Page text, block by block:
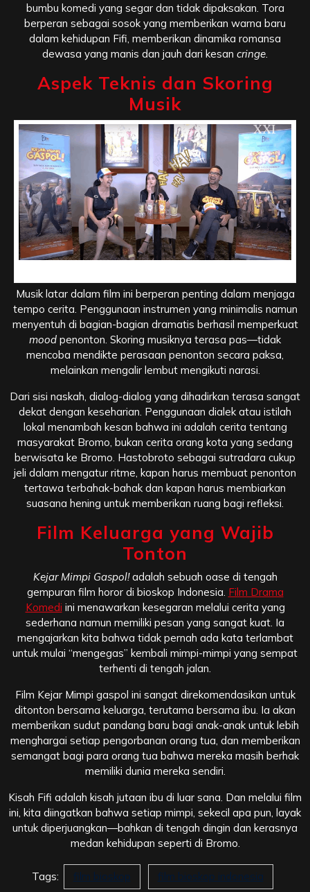
bumbu komedi yang segar dan tidak dipaksakan. Tora
berperan sebagai sosok yang memberikan warna baru
dalam kehidupan Fifi, memberikan dinamika romansa
dewasa yang manis dan jauh dari kesan cringe
Aspek Teknis dan Skoring
Musik
Musik latar dalam film ini berperan penting dalam menjaga
tempo cerita. Penggunaan instrumen yang minimalis namun
menyentuh di bagian-bagian dramatis berhasil memperkuat
mood penonton. Skoring musiknya terasa pas—tidak
mencoba mendikte perasaan penonton secara paksa,
melainkan mengalir lembut mengikuti narasi.
Dari sisi naskah, dialog-dialog yang dihadirkan terasa sangat
dekat dengan keseharian. Penggunaan dialek atau istilah
lokal menambah kesan bahwa ini adalah cerita tentang
masyarakat Bromo, bukan cerita orang kota yang sedang
berwisata ke Bromo. Hastobroto sebagai sutradara cukup
jeli dalam mengatur ritme, kapan harus membuat penonton
tertawa terbahak-bahak dan kapan harus membiarkan
suasana hening untuk memberikan ruang bagi refleksi.
Film Keluarga yang Wajib
Tonton
Kejar Mimpi Gaspol!adalah sebuah oase di tengah
gempuran film horor di bioskop Indonesia. Film Drama
Komedi ini menawarkan kesegaran melalui cerita yang
sederhana namun memiliki pesan yang sangat kuat. Ia
mengajarkan kita bahwa tidak pernah ada kata terlambat
untuk mulai “mengegas” kembali mimpi-mimpi yang sempat
terhenti di tengah jalan.
Film Kejar Mimpi gaspol ini sangat direkomendasikan untuk
ditonton bersama keluarga, terutama bersama ibu. Ia akan
memberikan sudut pandang baru bagi anak-anak untuk lebih
menghargai setiap pengorbanan orang tua, dan memberikan
semangat bagi para orang tua bahwa mereka masih berhak
memiliki dunia mereka sendiri.
Kisah Fifi adalah kisah jutaan ibu di luar sana. Dan melalui film
ini, kita diingatkan bahwa setiap mimpi, sekecil apa pun, layak
untuk diperjuangkan—bahkan di tengah dingin dan kerasnya
medan kehidupan seperti di Bromo.
Tags: film bioskop film bioskop indonesia